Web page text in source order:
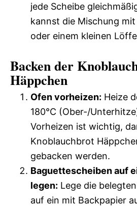
jede Scheibe
kannst die Mischung
oder einem kleinen
Backen der
Häppchen
Ofen vorheizen: Heize
180°C (Ober-/
Vorheizen ist wichtig,
Knoblauchbrot
gebacken werden.
Baguettescheiben auf
legen: Lege die
auf ein mit Backpapier